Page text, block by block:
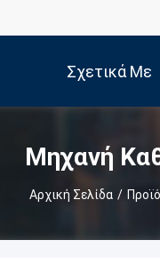
Σχετικά Με
Εμάς
Μηχανή
Αρχική Σελίδα /